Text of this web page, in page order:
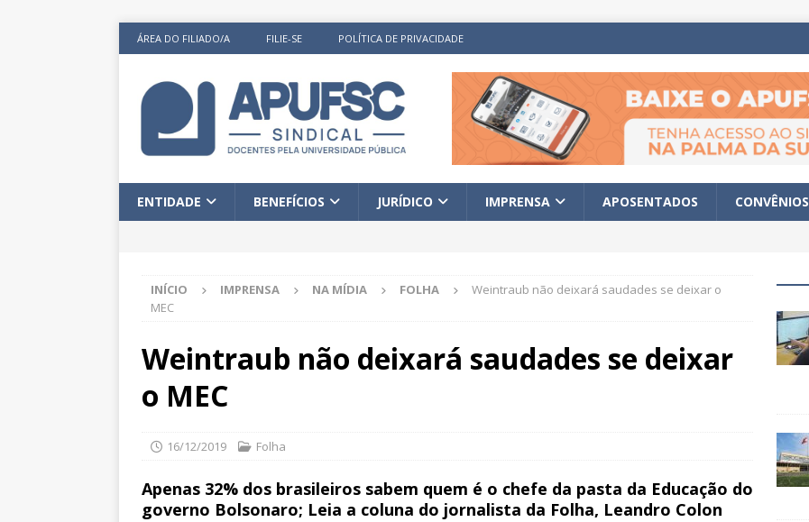
ÁREA DO FILIADO/A FILIE-SE POLÍTICA DE PRIVACIDADE
ENTIDADE BENEFÍCIOS JURÍDICO IMPRENSA APOSENTADOS CONVÊNIOS
INÍCIO IMPRENSA NA MÍDIA FOLHA
Weintraub não deixará saudades se deixar o
MEC
Weintraub não deixará saudades se deixar
o MEC
16/12/2019 Folha
Apenas 32% dos brasileiros sabem quem é o chefe da pasta da Educação do
governo Bolsonaro; Leia a coluna do jornalista da Folha, Leandro Colon